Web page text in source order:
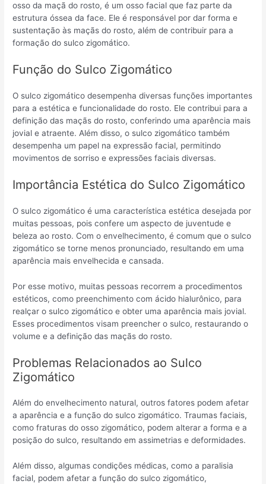
osso da maçã do rosto, é um osso facial que faz parte da
estrutura óssea da face. Ele é responsável por dar forma e
sustentação às maçãs do rosto, além de contribuir para a
formação do sulco zigomático.
Função do Sulco Zigomático
O sulco zigomático desempenha diversas funções importantes
para a estética e funcionalidade do rosto. Ele contribui para a
definição das maçãs do rosto, conferindo uma aparência mais
jovial e atraente. Além disso, o sulco zigomático também
desempenha um papel na expressão facial, permitindo
movimentos de sorriso e expressões faciais diversas.
Importância Estética do Sulco Zigomático
O sulco zigomático é uma característica estética desejada por
muitas pessoas, pois confere um aspecto de juventude e
beleza ao rosto. Com o envelhecimento, é comum que o sulco
zigomático se torne menos pronunciado, resultando em uma
aparência mais envelhecida e cansada.
Por esse motivo, muitas pessoas recorrem a procedimentos
estéticos, como preenchimento com ácido hialurônico, para
realçar o sulco zigomático e obter uma aparência mais jovial.
Esses procedimentos visam preencher o sulco, restaurando o
volume e a definição das maçãs do rosto.
Problemas Relacionados ao Sulco
Zigomático
Além do envelhecimento natural, outros fatores podem afetar
a aparência e a função do sulco zigomático. Traumas faciais,
como fraturas do osso zigomático, podem alterar a forma e a
posição do sulco, resultando em assimetrias e deformidades.
Além disso, algumas condições médicas, como a paralisia
facial, podem afetar a função do sulco zigomático,